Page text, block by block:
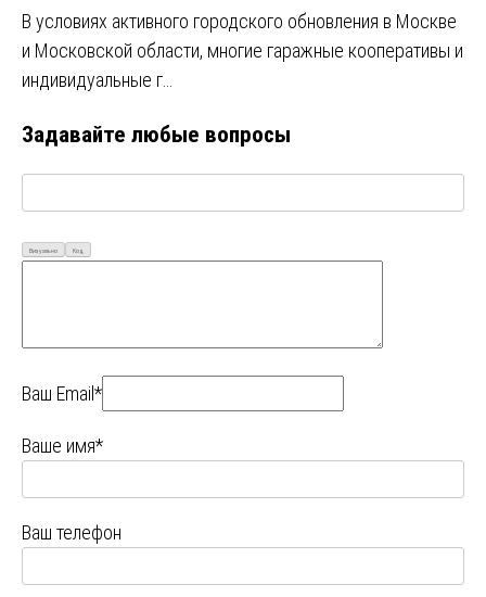
В условиях активного городского обновления в Москве
и Московской области, многие гаражные кооперативы и
индивидуальные г…
Задавайте любые вопросы
Визуально Код
Ваш Email*
Ваше имя*
Ваш телефон